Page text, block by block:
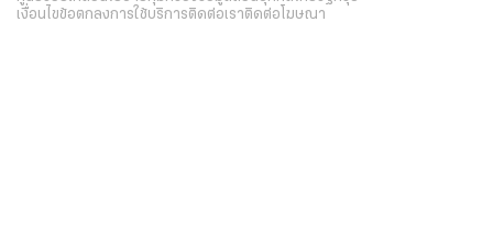
เงื่อนไขข้อตกลงการใช้บริการติดต่อเราติดต่อโฆษณา